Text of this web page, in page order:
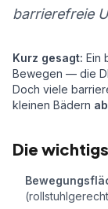
barrierefreie
Kurz gesagt: Ein
Bewegen — die
Doch viele
kleinen Bädern
Die